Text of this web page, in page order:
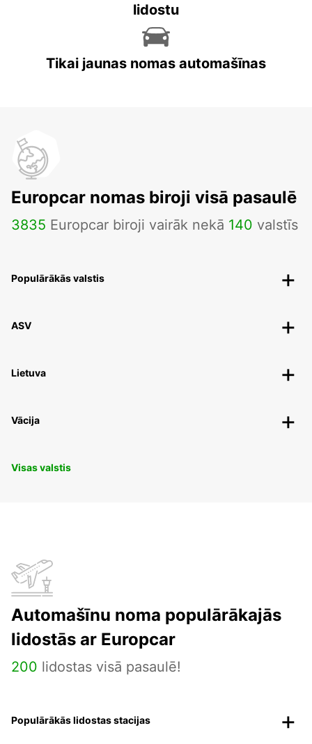
lidostu
Tikai jaunas nomas automašīnas
Europcar nomas biroji visā pasaulē
3835 Europcar biroji vairāk nekā 140 valstīs
Populārākās valstis
ASV
Lietuva
Vācija
Visas valstis
Automašīnu noma populārākajās
lidostās ar Europcar
200 lidostas visā pasaulē!
Populārākās lidostas stacijas